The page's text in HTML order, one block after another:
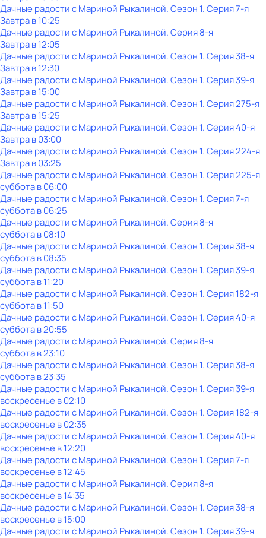
Дачные радости с Мариной Рыкалиной. Сезон 1. Серия 7-я
Завтра в 10:25
Дачные радости с Мариной Рыкалиной. Серия 8-я
Завтра в 12:05
Дачные радости с Мариной Рыкалиной. Сезон 1. Серия 38-я
Завтра в 12:30
Дачные радости с Мариной Рыкалиной. Сезон 1. Серия 39-я
Завтра в 15:00
Дачные радости с Мариной Рыкалиной. Сезон 1. Серия 275-я
Завтра в 15:25
Дачные радости с Мариной Рыкалиной. Сезон 1. Серия 40-я
Завтра в 03:00
Дачные радости с Мариной Рыкалиной. Сезон 1. Серия 224-я
Завтра в 03:25
Дачные радости с Мариной Рыкалиной. Сезон 1. Серия 225-я
субботав06:00
Дачные радости с Мариной Рыкалиной. Сезон 1. Серия 7-я
субботав06:25
Дачные радости с Мариной Рыкалиной. Серия 8-я
субботав08:10
Дачные радости с Мариной Рыкалиной. Сезон 1. Серия 38-я
субботав08:35
Дачные радости с Мариной Рыкалиной. Сезон 1. Серия 39-я
субботав11:20
Дачные радости с Мариной Рыкалиной. Сезон 1. Серия 182-я
субботав11:50
Дачные радости с Мариной Рыкалиной. Сезон 1. Серия 40-я
субботав20:55
Дачные радости с Мариной Рыкалиной. Серия 8-я
субботав23:10
Дачные радости с Мариной Рыкалиной. Сезон 1. Серия 38-я
субботав23:35
Дачные радости с Мариной Рыкалиной. Сезон 1. Серия 39-я
воскресенье в02:10
Дачные радости с Мариной Рыкалиной. Сезон 1. Серия 182-я
воскресенье в02:35
Дачные радости с Мариной Рыкалиной. Сезон 1. Серия 40-я
воскресенье в12:20
Дачные радости с Мариной Рыкалиной. Сезон 1. Серия 7-я
воскресенье в12:45
Дачные радости с Мариной Рыкалиной. Серия 8-я
воскресенье в14:35
Дачные радости с Мариной Рыкалиной. Сезон 1. Серия 38-я
воскресенье в15:00
Дачные радости с Мариной Рыкалиной. Сезон 1. Серия 39-я